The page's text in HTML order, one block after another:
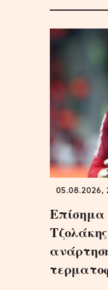
05.08.2026,
Επίσημα